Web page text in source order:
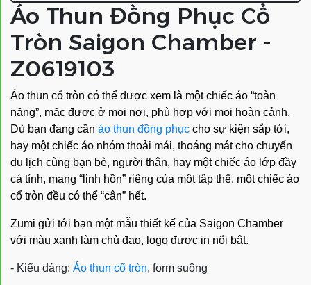
Áo Thun Đồng Phục Cổ
Tròn Saigon Chamber -
Z0619103
Áo thun cổ tròn có thể được xem là một chiếc áo “toàn
năng”, mặc được ở mọi nơi, phù hợp với mọi hoàn cảnh.
Dù bạn đang cần áo thun đồng phục cho sự kiện sắp tới,
hay một chiếc áo nhóm thoải mái, thoáng mát cho chuyến
du lịch cùng bạn bè, người thân, hay một chiếc áo lớp đầy
cá tính, mang “linh hồn” riêng của một tập thể, một chiếc áo
cổ tròn đều có thể “cân” hết.
Zumi gửi tới bạn một mẫu thiết kế của Saigon Chamber
với màu xanh làm chủ đạo, logo được in nổi bật.
- Kiểu dáng: Áo thun cổ tròn, form suông